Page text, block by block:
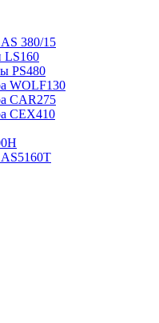
380/15
LS160
PS480
WOLF130
CAR275
CEX410